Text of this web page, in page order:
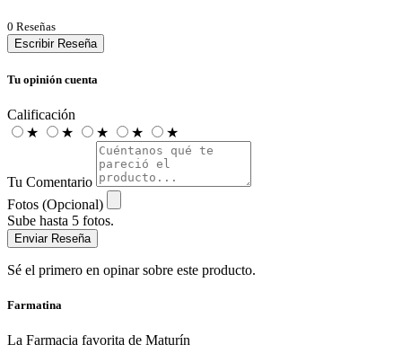
0 Reseñas
Escribir Reseña
Tu opinión cuenta
Calificación
★
★ ★ ★ ★
Tu Comentario
Fotos (Opcional)
Sube hasta 5 fotos.
Enviar Reseña
Sé el primero en opinar sobre este producto.
Farmatina
La Farmacia favorita de Maturín